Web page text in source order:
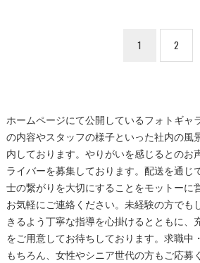
1 2
ホームページにて公開しているフォトギャ
の内容やスタッフの様子といった社内の風
内しております。やりがいを感じるとのお
ライバーを募集しております。配送を通じ
士の繋がりを大切にすることをモットーに
お気軽にご連絡ください。未経験の方でも
きるよう丁寧な指導を心掛けるとともに、
をご用意してお待ちしております。求職中
もちろん、女性やシニア世代の方もご応募